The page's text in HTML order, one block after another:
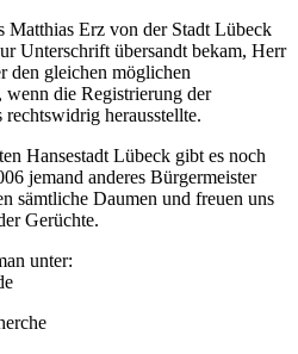
Matthias Erz von der Stadt Lübeck
Unterschrift übersandt bekam, Herr
den gleichen möglichen
wenn die Registrierung der
herausstellte.
Hansestadt Lübeck gibt es noch
jemand anderes Bürgermeister
sämtliche Daumen und freuen uns
Gerüchte.
unter: